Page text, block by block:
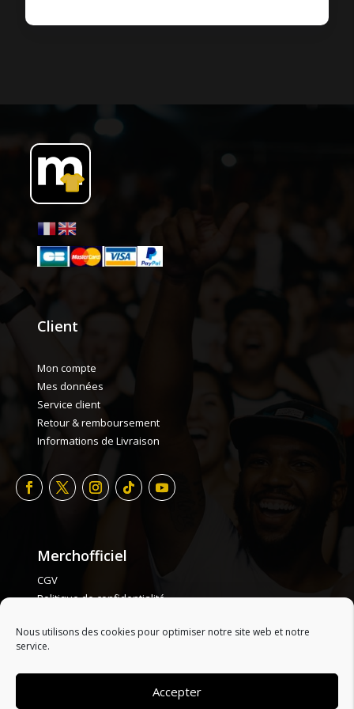
Nous utilisons des cookies pour optimiser notre site web et notre
service.
Accepter
Client
Mon compte
Mes données
Service client
Retour & remboursement
Informations de Livraison
Merchofficiel
CGV
Politique de confidentialité
Plan de site